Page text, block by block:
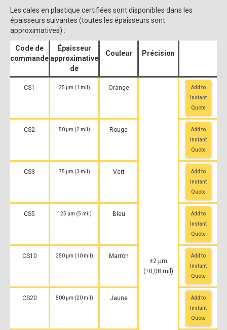
Les cales en plastique certifiées sont disponibles dans les
épaisseurs suivantes (toutes les épaisseurs sont
approximatives) :
Code de
commande
Épaisseur
approximative
de
Couleur Précision
CS1 25 μm (1 mil) Orange
±2 μm
(±0,08 mil)
CS2 50 μm (2 mil) Rouge
CS3 75 μm (3 mil)
Add to
Instant
Quote
Vert
CS5 125 μm (5 mil) Bleu
CS10
Add to
Instant
Quote
250 μm (10 mil) Marron
CS20
Add to
Instant
Quote
500 μm (20 mil) Jaune
Add to
Instant
Quote
Add to
Instant
Quote
Add to
Instant
Quote